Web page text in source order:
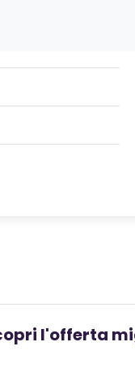
l'offerta